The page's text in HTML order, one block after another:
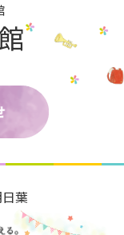
葉